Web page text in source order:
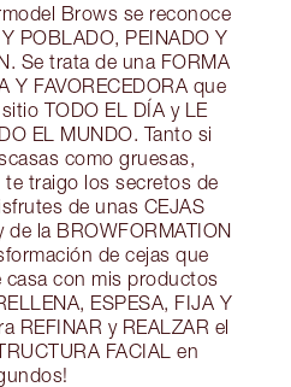
Brows se reconoce
POBLADO, PEINADO Y
Se trata de una FORMA
Y FAVORECEDORA que
TODO EL DÍA y LE
EL MUNDO. Tanto si
como gruesas,
traigo los secretos de
de unas CEJAS
de la BROWFORMATION
de cejas que
casa con mis productos
ESPESA, FIJA Y
REFINAR y REALZAR el
FACIAL en